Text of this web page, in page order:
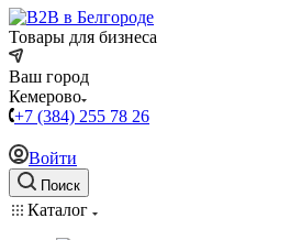
Товары для бизнеса
Ваш город
Кемерово
+7 (384) 255 78 26
Войти
Поиск
Каталог